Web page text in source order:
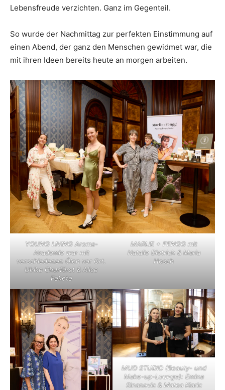
Lebensfreude verzichten. Ganz im Gegenteil.
So wurde der Nachmittag zur perfekten Einstimmung auf
einen Abend, der ganz den Menschen gewidmet war, die
mit ihren Ideen bereits heute an morgen arbeiten.
YOUNG LIVING Aroma-
Akademie war mit
verschiedenen Ölen vor Ort.
Ulrike Churfürst & Alice
Fekete
MARLIE + FENGG mit
Natalie Dietrich & Maria
Hosch
MUD STUDIO (Beauty- und
Make-up-Lounge): Emina
Sinanovic & Matea Klaric